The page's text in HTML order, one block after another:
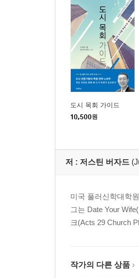
도시 목회 가이드
10,500원
저 : 저스틴 버자드
미국 풀러신학대학
그는 Date Your
크(Acts 29 Church
작가의 다른 상품